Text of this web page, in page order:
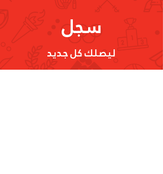
سجل
ليصلك كل جديد